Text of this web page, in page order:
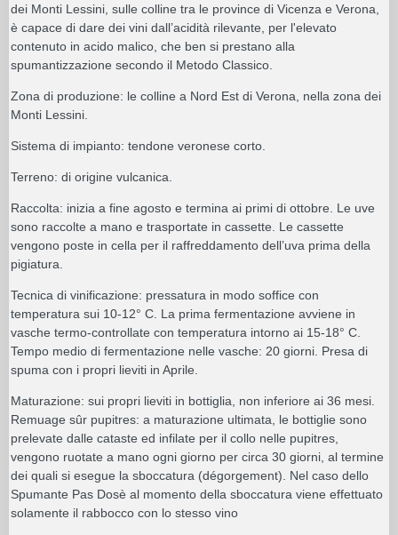
dei Monti Lessini, sulle colline tra le province di Vicenza e Verona,
è capace di dare dei vini dall’acidità rilevante, per l'elevato
contenuto in acido malico, che ben si prestano alla
spumantizzazione secondo il Metodo Classico.
Zona di produzione: le colline a Nord Est di Verona, nella zona dei
Monti Lessini.
Sistema di impianto: tendone veronese corto.
Terreno: di origine vulcanica.
Raccolta: inizia a fine agosto e termina ai primi di ottobre. Le uve
sono raccolte a mano e trasportate in cassette. Le cassette
vengono poste in cella per il raffreddamento dell’uva prima della
pigiatura.
Tecnica di vinificazione: pressatura in modo soffice con
temperatura sui 10-12° C. La prima fermentazione avviene in
vasche termo-controllate con temperatura intorno ai 15-18° C.
Tempo medio di fermentazione nelle vasche: 20 giorni. Presa di
spuma con i propri lieviti in Aprile.
Maturazione: sui propri lieviti in bottiglia, non inferiore ai 36 mesi.
Remuage sûr pupitres: a maturazione ultimata, le bottiglie sono
prelevate dalle cataste ed infilate per il collo nelle pupitres,
vengono ruotate a mano ogni giorno per circa 30 giorni, al termine
dei quali si esegue la sboccatura (dégorgement). Nel caso dello
Spumante Pas Dosè al momento della sboccatura viene effettuato
solamente il rabbocco con lo stesso vino